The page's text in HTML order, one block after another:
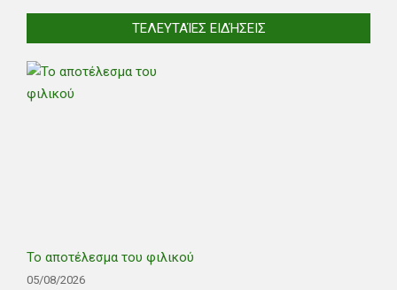
ΤΕΛΕΥΤΑΊΕΣ ΕΙΔΉΣΕΙΣ
Το αποτέλεσμα του φιλικού
05/08/2026